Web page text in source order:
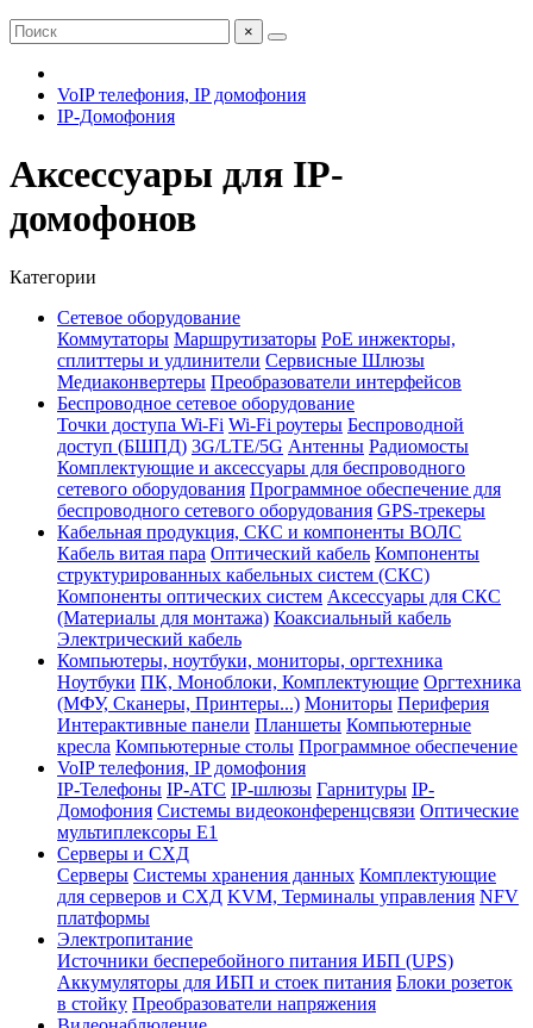
×
VoIP телефония, IP домофония
IP-Домофония
Аксессуары для IP-
домофонов
Категории
Сетевое оборудование
Коммутаторы Маршрутизаторы PoE инжекторы,
сплиттеры и удлинители Сервисные Шлюзы
Медиаконвертеры Преобразователи интерфейсов
Беспроводное сетевое оборудование
Точки доступа Wi-Fi Wi-Fi роутеры Беспроводной
доступ (БШПД) 3G/LTE/5G Антенны Радиомосты
Комплектующие и аксессуары для беспроводного
сетевого оборудования Программное обеспечение для
беспроводного сетевого оборудования GPS-трекеры
Кабельная продукция, СКС и компоненты ВОЛС
Кабель витая пара Оптический кабель Компоненты
структурированных кабельных систем (СКС)
Компоненты оптических систем Аксессуары для СКС
(Материалы для монтажа) Коаксиальный кабель
Электрический кабель
Компьютеры, ноутбуки, мониторы, оргтехника
Ноутбуки ПК, Моноблоки, Комплектующие Оргтехника
(МФУ, Сканеры, Принтеры...) Мониторы Периферия
Интерактивные панели Планшеты Компьютерные
кресла Компьютерные столы Программное обеспечение
VoIP телефония, IP домофония
IP-Телефоны IP-ATC IP-шлюзы Гарнитуры IP-
Домофония Системы видеоконференцсвязи Оптические
мультиплексоры Е1
Серверы и СХД
Серверы Системы хранения данных Комплектующие
для серверов и СХД KVM, Терминалы управления NFV
платформы
Электропитание
Источники бесперебойного питания ИБП (UPS)
Аккумуляторы для ИБП и стоек питания Блоки розеток
в стойку Преобразователи напряжения